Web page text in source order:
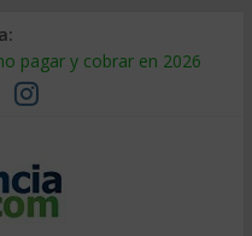
pagar y cobrar en 2026
sale tan caro
auditarla a tiempo
qué hacer
segmentarlo y venderle